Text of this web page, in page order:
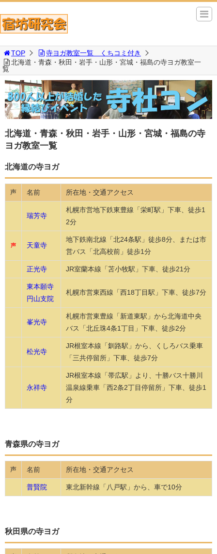
TOP
寺ヨガ教室一覧 くちコミ付き
北海道・青森・秋田・岩手・山形・宮城・福島の寺ヨガ教室一
覧
北海道・青森・秋田・岩手・山形・宮城・福島の寺
ヨガ教室一覧
北海道の寺ヨガ
声 名前 所在地・交通アクセス
瑞芳寺
札幌市営地下鉄東豊線「栄町駅」下車、徒歩1
2分
声 天童寺
地下鉄南北線「北24条駅」徒歩8分、または市
営バス「北高校前」徒歩1分
正光寺 JR室蘭本線「苫小牧駅」下車、徒歩21分
東本願寺
円山支院
札幌市営東西線「西18丁目駅」下車、徒歩7分
峯光寺
札幌市営東豊線「新道東駅」から北海道中央
バス「北丘珠4条1丁目」下車、徒歩2分
松光寺
JR根室本線「釧路駅」から、くしろバス乗車
「三共停留所」下車、徒歩7分
永祥寺
JR根室本線「帯広駅」より、十勝バス十勝川
温泉線乗車「西2条2丁目停留所」下車、徒歩1
分
青森県の寺ヨガ
声 名前 所在地・交通アクセス
普賢院 東北新幹線「八戸駅」から、車で10分
秋田県の寺ヨガ